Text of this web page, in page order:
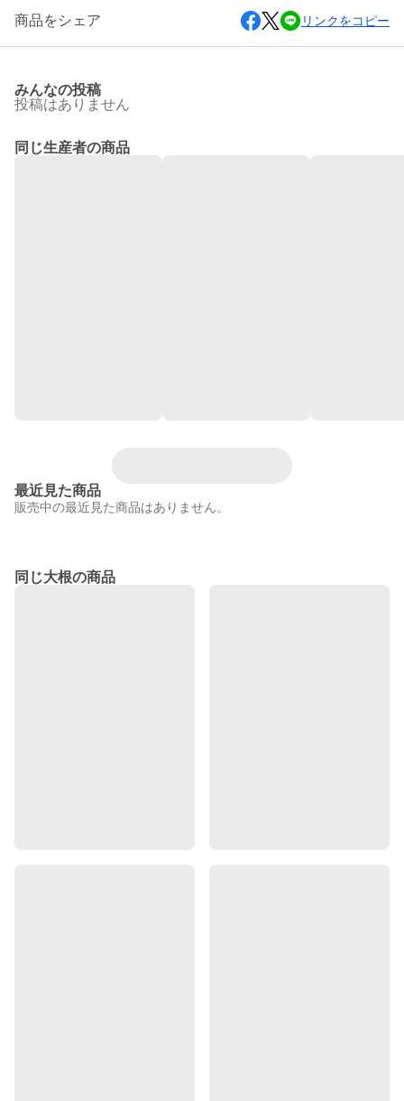
商品をシェア リンクをコピー
みんなの投稿
投稿はありません
同じ生産者の商品
最近見た商品
販売中の最近見た商品はありません。
同じ大根の商品